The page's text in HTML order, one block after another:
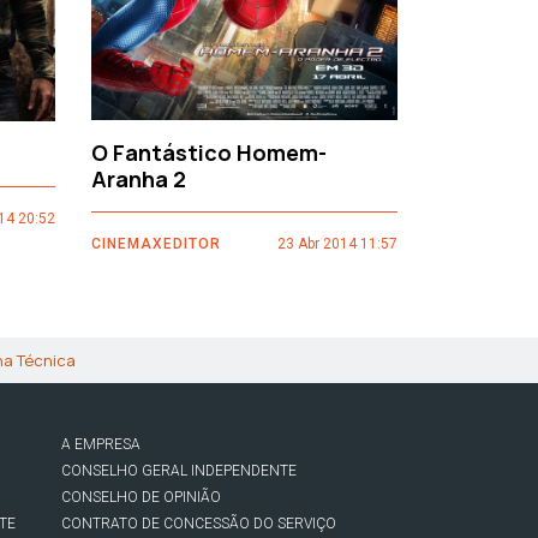
20:52
O Fantástico Homem-
Aranha 2
CINEMAXEDITOR 23 Abr 2014 11:57
Técnica
A EMPRESA
CONSELHO GERAL INDEPENDENTE
CONSELHO DE OPINIÃO
CONTRATO DE CONCESSÃO DO SERVIÇO